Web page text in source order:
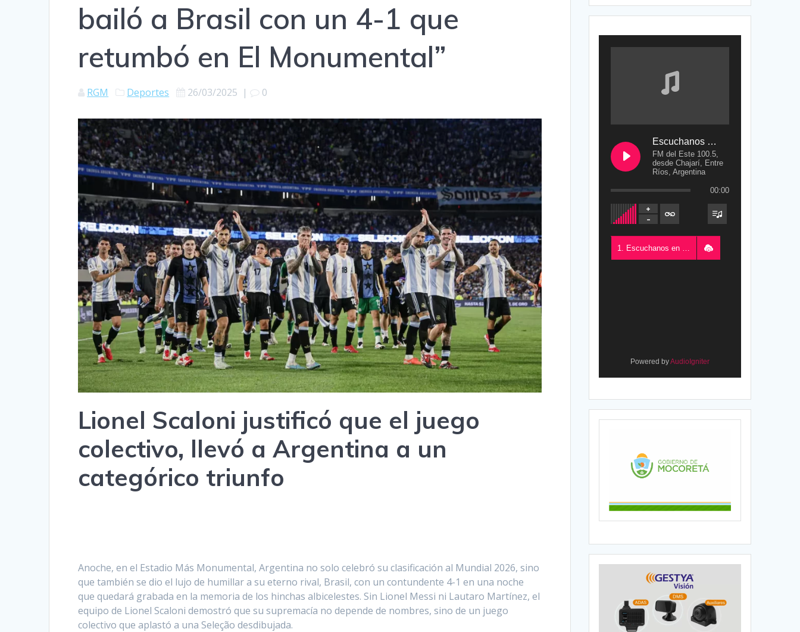
bailó a Brasil con un 4-1 que
retumbó en El Monumental”
RGM Deportes 26/03/2025 | 0
Lionel Scaloni justificó que el juego
colectivo, llevó a Argentina a un
categórico triunfo
Anoche, en el Estadio Más Monumental, Argentina no solo celebró su clasificación al Mundial 2026, sino
que también se dio el lujo de humillar a su eterno rival, Brasil, con un contundente 4-1 en una noche
que quedará grabada en la memoria de los hinchas albicelestes. Sin Lionel Messi ni Lautaro Martínez, el
equipo de Lionel Scaloni demostró que su supremacía no depende de nombres, sino de un juego
colectivo que aplastó a una Seleção desdibujada.
Escuchanos en Vivo
FM del Este 100.5,
desde Chajarí, Entre
Ríos, Argentina
00:00
1. Escuchanos en Vivo - FM del Este 100.5, desde Chajarí, Entre Ríos, Argentina
Powered byAudioIgniter